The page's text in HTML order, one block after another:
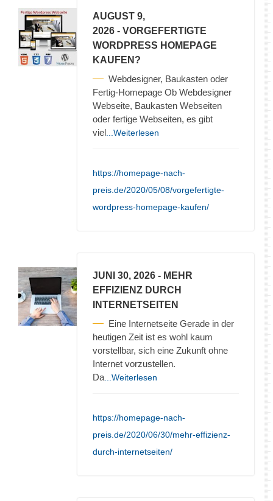
AUGUST 9,
2026 - VORGEFERTIGTE
WORDPRESS HOMEPAGE
KAUFEN?
Webdesigner, Baukasten oder
Fertig-Homepage Ob Webdesigner
Webseite, Baukasten Webseiten
oder fertige Webseiten, es gibt
viel ...Weiterlesen
https://homepage-nach-
preis.de/2020/05/08/vorgefertigte-
wordpress-homepage-kaufen/
JUNI 30, 2026 - MEHR
EFFIZIENZ DURCH
INTERNETSEITEN
Eine Internetseite Gerade in der
heutigen Zeit ist es wohl kaum
vorstellbar, sich eine Zukunft ohne
Internet vorzustellen.
Da ...Weiterlesen
https://homepage-nach-
preis.de/2020/06/30/mehr-effizienz-
durch-internetseiten/